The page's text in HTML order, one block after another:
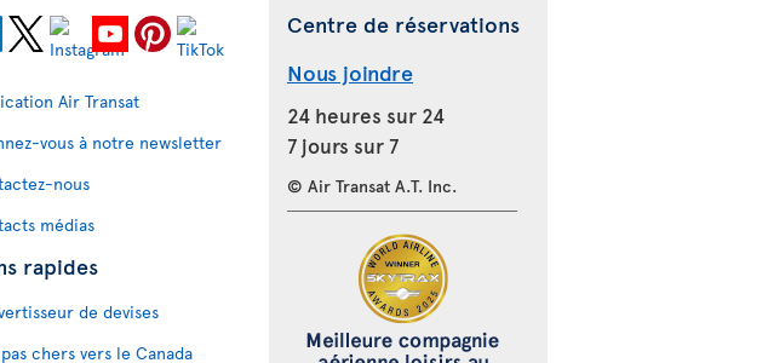
Air Transat
vous à notre newsletter
nous
médias
rapides
de devises
chers vers le Canada
Centre de réservations
Nous joindre
24 heures sur 24
7 jours sur 7
© Air Transat A.T. Inc.